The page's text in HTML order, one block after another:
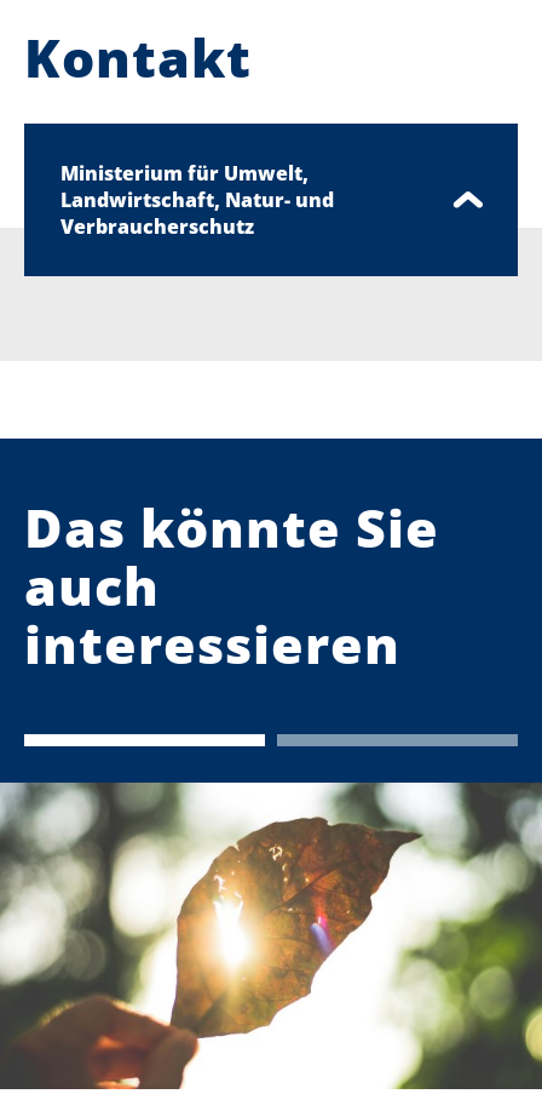
Kontakt
Ministerium für Umwelt,
Landwirtschaft, Natur- und
Verbraucherschutz
Das könnte Sie
auch
interessieren